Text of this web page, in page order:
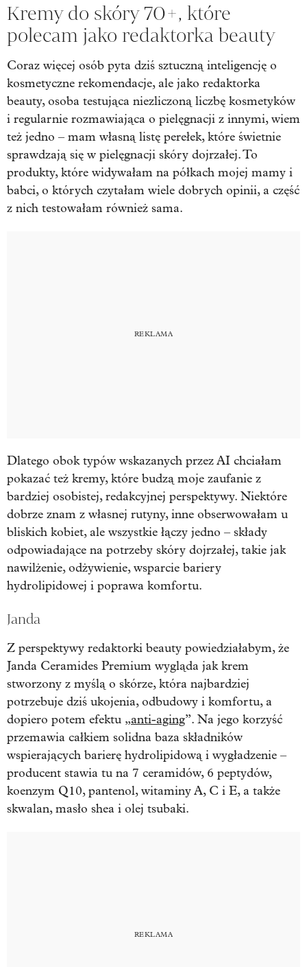
Kremy do skóry 70+, które
polecam jako redaktorka beauty
Coraz więcej osób pyta dziś sztuczną inteligencję o
kosmetyczne rekomendacje, ale jako redaktorka
beauty, osoba testująca niezliczoną liczbę kosmetyków
i regularnie rozmawiająca o pielęgnacji z innymi, wiem
też jedno – mam własną listę perełek, które świetnie
sprawdzają się w pielęgnacji skóry dojrzałej. To
produkty, które widywałam na półkach mojej mamy i
babci, o których czytałam wiele dobrych opinii, a część
z nich testowałam również sama.
Dlatego obok typów wskazanych przez AI chciałam
pokazać też kremy, które budzą moje zaufanie z
bardziej osobistej, redakcyjnej perspektywy. Niektóre
dobrze znam z własnej rutyny, inne obserwowałam u
bliskich kobiet, ale wszystkie łączy jedno – składy
odpowiadające na potrzeby skóry dojrzałej, takie jak
nawilżenie, odżywienie, wsparcie bariery
hydrolipidowej i poprawa komfortu.
Janda
Z perspektywy redaktorki beauty powiedziałabym, że
Janda Ceramides Premium wygląda jak krem
stworzony z myślą o skórze, która najbardziej
potrzebuje dziś ukojenia, odbudowy i komfortu, a
dopiero potem efektu „anti-aging”. Na jego korzyść
przemawia całkiem solidna baza składników
wspierających barierę hydrolipidową i wygładzenie –
producent stawia tu na 7 ceramidów, 6 peptydów,
koenzym Q10, pantenol, witaminy A, C i E, a także
skwalan, masło shea i olej tsubaki.